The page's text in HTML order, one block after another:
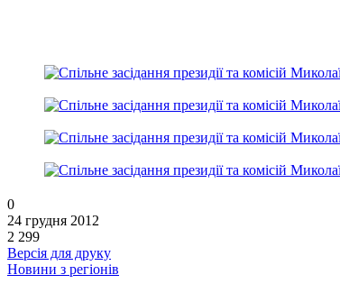
0
24 грудня 2012
2 299
Версія для друку
Новини з регіонів